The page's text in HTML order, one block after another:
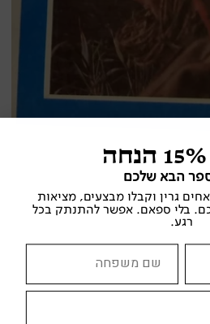
הבא שלכם
גרין וקבלו מבצעים, מציאות
בלי ספאם. אפשר להתנתק בכל
רגע.